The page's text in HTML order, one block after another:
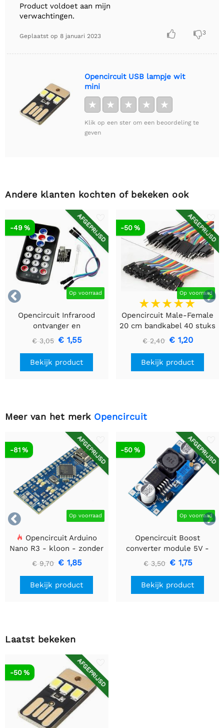
Product voldoet aan mijn
verwachtingen.
Geplaatst op 8 januari 2023  3
Opencircuit USB lampje wit
mini
★ ★ ★ ★ ★
Klik op een ster om een beoordeling te
geven
Andere klanten kochten of bekeken ook


AFGEPRIJSD
Op voorraad
-49 %
Opencircuit Infrarood
ontvanger en
afstandsbediening kit
€ 3,05 € 1,55
Bekijk product
AFGEPRIJSD
Op voorraad
-50 %
Opencircuit Male-Female
20 cm bandkabel 40 stuks
€ 2,40 € 1,20
Bekijk product
Meer van het merk Opencircuit


AFGEPRIJSD
Op voorraad
-81 %
Opencircuit Arduino
Nano R3 - kloon - zonder
headers
€ 9,70 € 1,85
Bekijk product
AFGEPRIJSD
Op voorraad
-50 %
Opencircuit Boost
converter module 5V -
35V XL6009
€ 3,50 € 1,75
Bekijk product
Laatst bekeken
AFGEPRIJSD
-50 %